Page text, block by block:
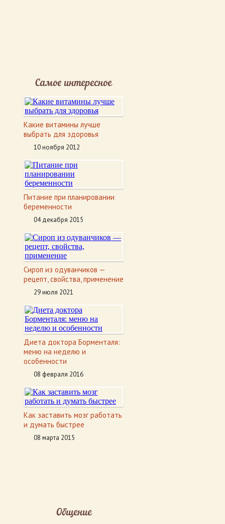
Самое интересное
Какие витамины лучше
выбрать для здоровья
10 ноября 2012
Питание при планировании
беременности
04 декабря 2015
Сироп из одуванчиков —
рецепт, свойства, применение
29 июля 2021
Диета доктора Борменталя:
меню на неделю и
особенности
08 февраля 2016
Как заставить мозг работать
и думать быстрее
08 марта 2015
Общение